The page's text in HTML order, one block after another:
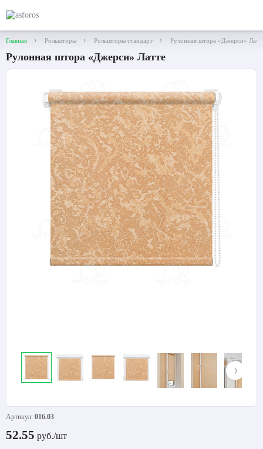
Главная Рольшторы Рольшторы стандарт Рулонная штора «Джерси»
Рулонная штора «Джерси» Латте
Артикул: 016.03
52.55 руб./шт